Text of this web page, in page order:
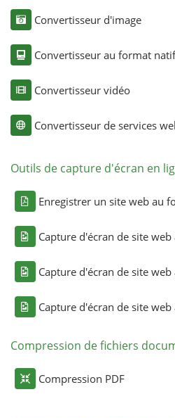
Convertisseur d'image
Convertisseur au format
Convertisseur vidéo
Convertisseur de services
Outils de capture d'écran en
Enregistrer un site web au
Capture d'écran de site web
Capture d'écran de site
Capture d'écran de site web
Compression de fichiers
Compression PDF